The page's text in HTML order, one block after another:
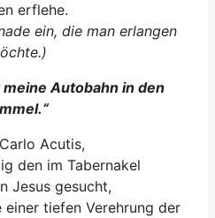
erflehe.
ein, die man erlangen
Autobahn in den
Acutis,
den im Tabernakel
Jesus gesucht,
tiefen Verehrung der